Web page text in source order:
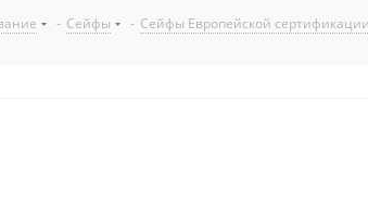
- Сейфы - Сейфы Европейской сертификации